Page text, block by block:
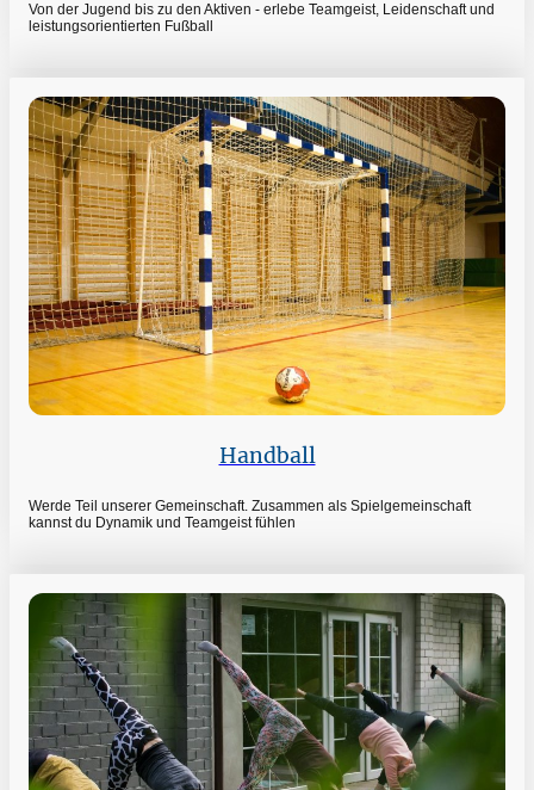
Von der Jugend bis zu den Aktiven - erlebe Teamgeist, Leidenschaft und
leistungsorientierten Fußball
Handball
Werde Teil unserer Gemeinschaft. Zusammen als Spielgemeinschaft
kannst du Dynamik und Teamgeist fühlen